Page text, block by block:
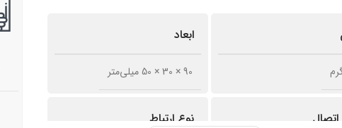
ابعاد
90 × 30 × 50 میلی‌متر
نوع ارتباط